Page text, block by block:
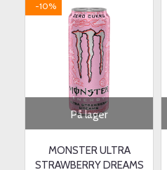
På lager
-10%
MONSTER ULTRA
STRAWBERRY DREAMS